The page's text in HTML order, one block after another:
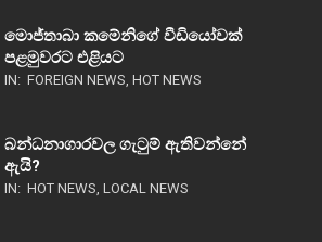
මොජ්තාබා කමේනිගේ වීඩියෝවක්
පළමුවරට එළියට
IN: FOREIGN NEWS, HOT NEWS
බන්ධනාගාරවල ගැටුම් ඇතිවන්නේ
ඇයි?
IN: HOT NEWS, LOCAL NEWS